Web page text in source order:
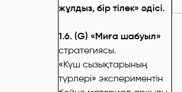
жұлдыз, бір тілек» әдісі.
1.6. (G) «Миға шабуыл»
стратегиясы.
«Күш сызықтарының
түрлері» экспериментін